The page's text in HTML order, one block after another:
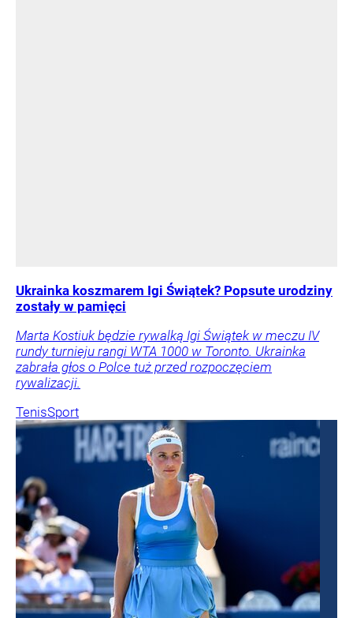
Ukrainka koszmarem Igi Świątek? Popsute urodziny
zostały w pamięci
Marta Kostiuk będzie rywalką Igi Świątek w meczu IV
rundy turnieju rangi WTA 1000 w Toronto. Ukrainka
zabrała głos o Polce tuż przed rozpoczęciem
rywalizacji.
TenisSport